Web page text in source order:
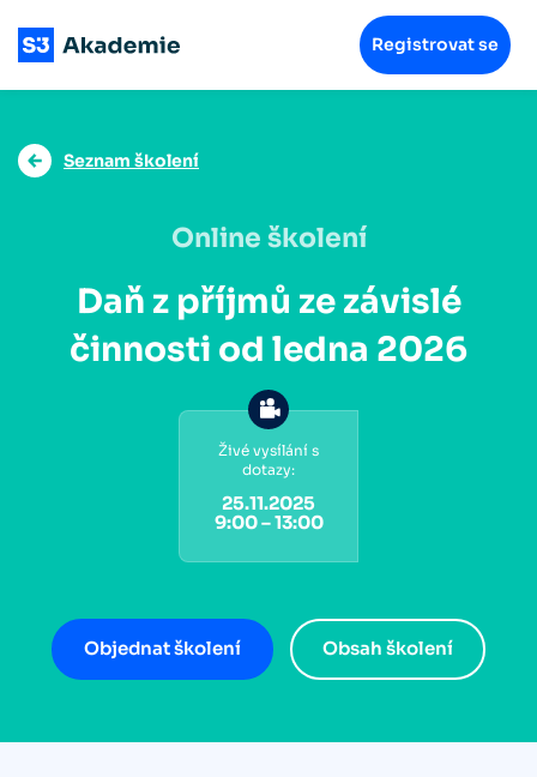
Registrovat se
Seznam školení
Online školení
Daň z příjmů ze závislé
činnosti od ledna 2026
Živé vysílání s
dotazy:
25.11.2025
9:00 – 13:00
Objednat školení Obsah školení